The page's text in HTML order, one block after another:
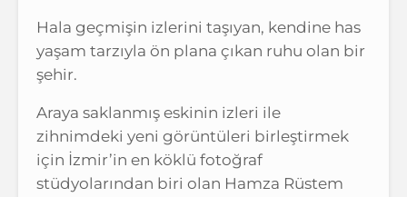
Hala geçmişin izlerini taşıyan, kendine has
yaşam tarzıyla ön plana çıkan ruhu olan bir
şehir.
Araya saklanmış eskinin izleri ile
zihnimdeki yeni görüntüleri birleştirmek
için İzmir’in en köklü fotoğraf
stüdyolarından biri olan Hamza Rüstem